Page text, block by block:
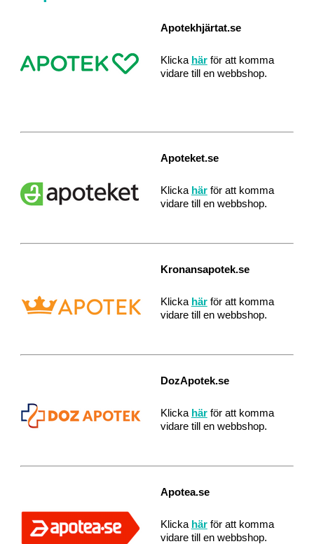
Apotekhjärtat.se
Klicka härför att komma
vidare till en webbshop.
Apoteket.se
Klicka härför att komma
vidare till en webbshop.
Kronansapotek.se
Klicka härför att komma
vidare till en webbshop.
DozApotek.se
Klicka härför att komma
vidare till en webbshop.
Apotea.se
Klicka härför att komma
vidare till en webbshop.